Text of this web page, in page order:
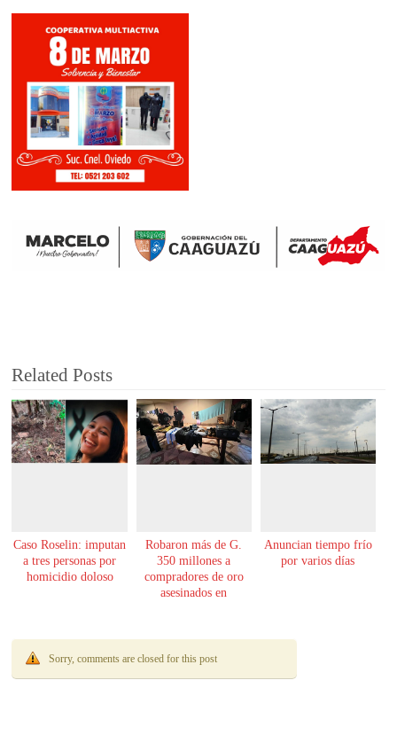
Related Posts
Caso Roselin: imputan
a tres personas por
homicidio doloso
Robaron más de G.
350 millones a
compradores de oro
asesinados en
Anuncian tiempo frío
por varios días
Sorry, comments are closed for this post